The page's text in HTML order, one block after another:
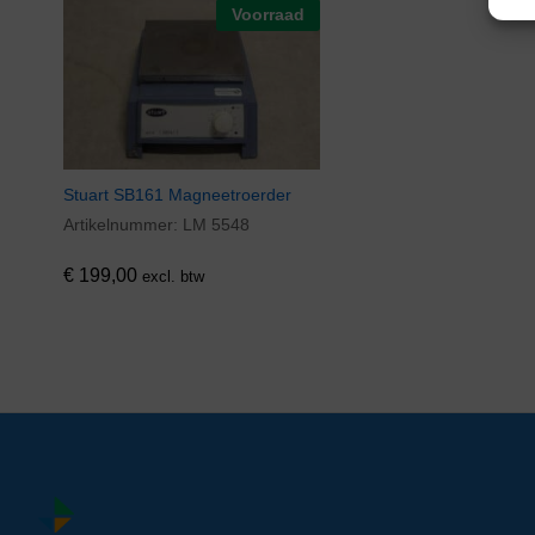
Voorraad
Stuart SB161 Magneetroerder
Artikelnummer: LM 5548
€ 199,00 excl. btw